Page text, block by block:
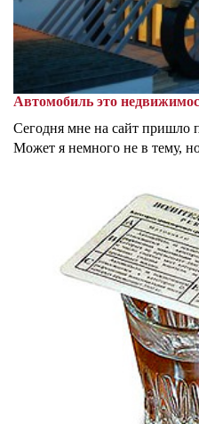
Автомобиль это
Сегодня мне на сайт пришло
Может я немного не в тему,